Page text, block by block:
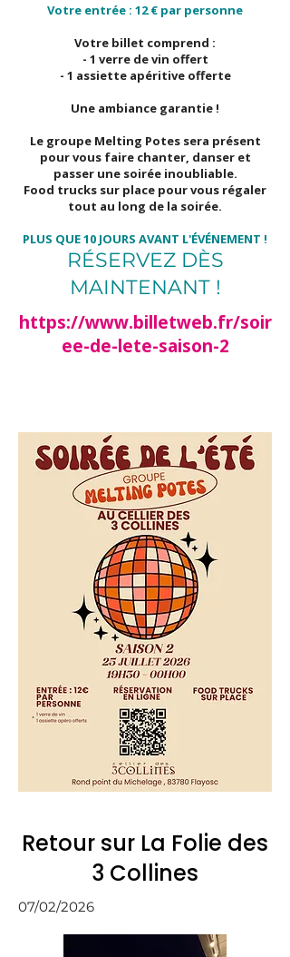
Votre entrée : 12 € par personne
Votre billet comprend :
- 1 verre de vin offert
- 1 assiette apéritive offerte
Une ambiance garantie !
Le groupe Melting Potes sera présent
pour vous faire chanter, danser et
passer une soirée inoubliable.
Food trucks sur place pour vous régaler
tout au long de la soirée.
PLUS QUE 10 JOURS AVANT L'ÉVÉNEMENT !
RÉSERVEZ DÈS
MAINTENANT !
https://www.billetweb.fr/soir
ee-de-lete-saison-2
Retour sur La Folie des
3 Collines
07/02/2026